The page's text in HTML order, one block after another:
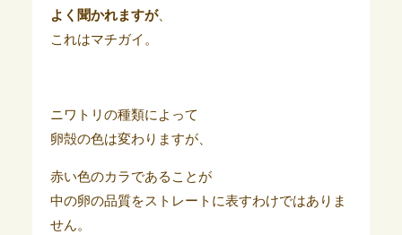
よく聞かれますが、
これはマチガイ。
ニワトリの種類によって
卵殻の色は変わりますが、
赤い色のカラであることが
中の卵の品質をストレートに表すわけではありま
せん。